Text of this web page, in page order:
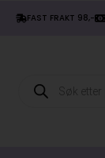
FAST FRAKT 98,-
Products
search